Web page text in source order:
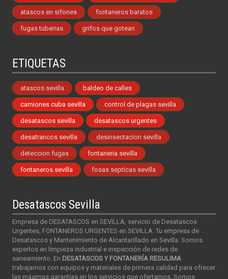
atascos en sifones fontaneros baratos
fugas tuberias grifos que gotean
ETIQUETAS
atascos sevilla baldeo de calles
camiones cuba sevilla control de plagas sevilla
desatascos sevilla desatascos urgentes
desatrancos sevilla desinsectacion sevilla
deteccion fugas fontaneria sevilla
fontaneros sevilla fosas septicas sevilla
Desatascos Sevilla
Empresa de DESATASCOS en SEVILLA, servicio de Desatascos
Urgentes, FONTANEROS URGENTES en SEVILLA. Tu empresa de
Desatascos y Mantenimiento de Alcantarillado en Sevilla. Somos
expertos en limpieza industrial e inspección de redes de
saneamiento. En DESATASCOS Y FONTANERÍA RESULIMA
trabajamos con equipos y materiales de primera calidad para ofrecer
las máximas garantías en los servicios que ofertamos. Somos